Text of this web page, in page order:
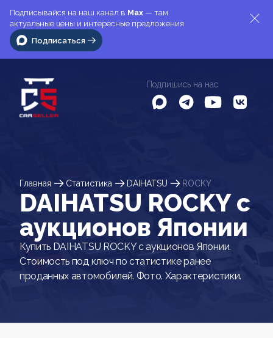
Подписывайся на наш канал в Max — там
актуальные цены и интересные предложения
Подписаться
Подпишись на нас
Главная Статистика DAIHATSU ROCKY
DAIHATSU ROCKY c
аукционов Японии
Купить DAIHATSU ROCKY с аукционов Японии.
Стоимость под ключ по статистике ранее
проданных автомобилей. Фото. Характеристики.